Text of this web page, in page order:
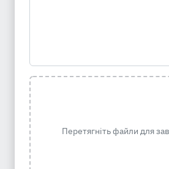
Перетягніть файли для